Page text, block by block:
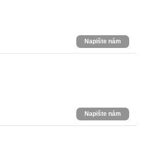
Napište nám
Napište nám